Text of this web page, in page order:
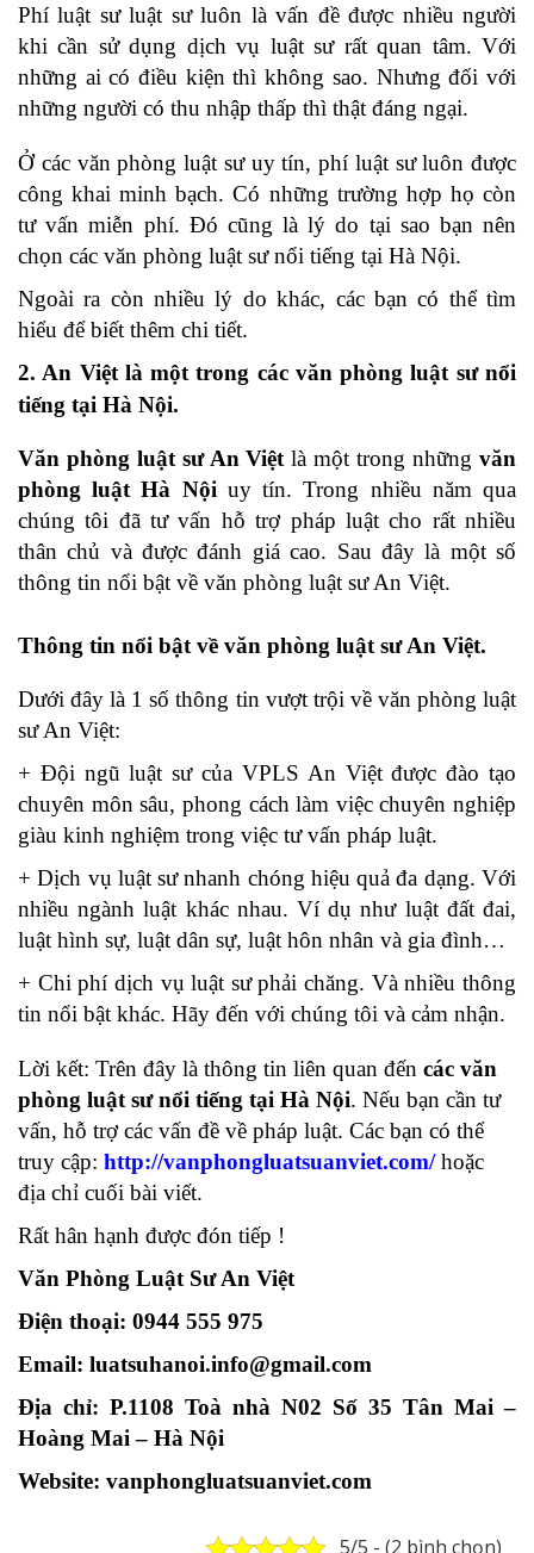
Phí luật sư luật sư luôn là vấn đề được nhiều người
khi cần sử dụng dịch vụ luật sư rất quan tâm. Với
những ai có điều kiện thì không sao. Nhưng đối với
những người có thu nhập thấp thì thật đáng ngại.
Ở các văn phòng luật sư uy tín, phí luật sư luôn được
công khai minh bạch. Có những trường hợp họ còn
tư vấn miễn phí. Đó cũng là lý do tại sao bạn nên
chọn các văn phòng luật sư nổi tiếng tại Hà Nội.
Ngoài ra còn nhiều lý do khác, các bạn có thể tìm
hiểu để biết thêm chi tiết.
2. An Việt là một trong các văn phòng luật sư nổi
tiếng tại Hà Nội.
Văn phòng luật sư An Việt là một trong những văn
phòng luật Hà Nội uy tín. Trong nhiều năm qua
chúng tôi đã tư vấn hỗ trợ pháp luật cho rất nhiều
thân chủ và được đánh giá cao. Sau đây là một số
thông tin nổi bật về văn phòng luật sư An Việt.
Thông tin nổi bật về văn phòng luật sư An Việt.
Dưới đây là 1 số thông tin vượt trội về văn phòng luật
sư An Việt:
+ Đội ngũ luật sư của VPLS An Việt được đào tạo
chuyên môn sâu, phong cách làm việc chuyên nghiệp
giàu kinh nghiệm trong việc tư vấn pháp luật.
+ Dịch vụ luật sư nhanh chóng hiệu quả đa dạng. Với
nhiều ngành luật khác nhau. Ví dụ như luật đất đai,
luật hình sự, luật dân sự, luật hôn nhân và gia đình…
+ Chi phí dịch vụ luật sư phải chăng. Và nhiều thông
tin nổi bật khác. Hãy đến với chúng tôi và cảm nhận.
Lời kết: Trên đây là thông tin liên quan đến các văn
phòng luật sư nổi tiếng tại Hà Nội. Nếu bạn cần tư
vấn, hỗ trợ các vấn đề về pháp luật. Các bạn có thể
truy cập: http://vanphongluatsuanviet.com/hoặc
địa chỉ cuối bài viết.
Rất hân hạnh được đón tiếp !
Văn Phòng Luật Sư An Việt
Điện thoại: 0944 555 975
Email: luatsuhanoi.info@gmail.com
Địa chỉ: P.1108 Toà nhà N02 Số 35 Tân Mai –
Hoàng Mai – Hà Nội
Website: vanphongluatsuanviet.com
5/5 - (2 bình chọn)